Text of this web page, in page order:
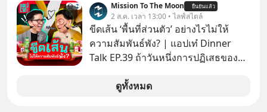
ภาษี หลายคนมักได้รับคำแนะนำให้
ลงทุนใน RMF เพราะนอกจากจะช่วยลด
หย่อนภาษีได้แล้ว ยังเป็นโอกาสในการ
สร้างความมั่งคั่งระยะยาว แต่น้อยคน
อะไรบ้าง ควรดู ตรงไหน ทำอย่างไร ถึง
จะดีกับเรา แล้วเราควรรู้ข้อมูลอะไร
Mission To The Moon ยืนยันแล้ว
2 ส.ค. เวลา 13:00 • ไลฟ์สไตล์
ขีดเส้น ‘พื้นที่ส่วนตัว’ อย่างไรไม่ให้
ความสัมพันธ์พัง? | แอปเท๋ Dinner
Talk EP.39 ถ้าวันหนึ่งการปฏิเสธของ
ตั้งกำแพงใส่และมองว่าเราเห็นแก่ตัวทั้ง
ดูทั้งหมด